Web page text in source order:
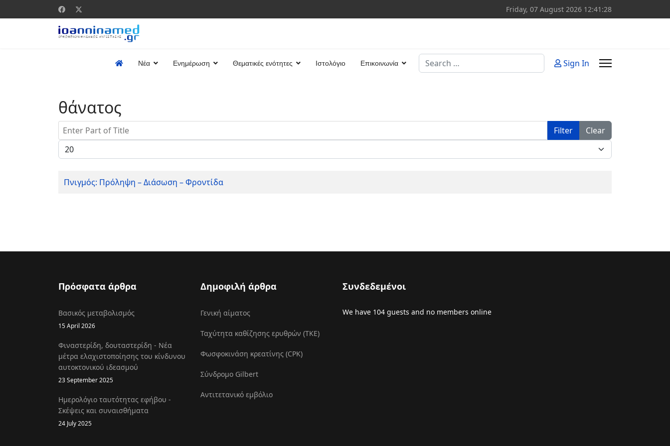
Friday, 07 August 2026 12:41:28
Νέα Ενημέρωση Θεματικές ενότητες Ιστολόγιο Επικοινωνία
Search
Sign In
θάνατος
Enter Part of Title Filter
Clear
Display #
Πνιγμός: Πρόληψη – Διάσωση – Φροντίδα
Πρόσφατα άρθρα
Βασικός μεταβολισμός
15 April 2026
Φιναστερίδη, δουταστερίδη - Νέα
μέτρα ελαχιστοποίησης του κίνδυνου
αυτοκτονικού ιδεασμού
23 September 2025
Ημερολόγιο ταυτότητας εφήβου -
Σκέψεις και συναισθήματα
24 July 2025
Δημοφιλή άρθρα
Γενική αίματος
Ταχύτητα καθίζησης ερυθρών (ΤΚΕ)
Φωσφοκινάση κρεατίνης (CPK)
Σύνδρομο Gilbert
Αντιτετανικό εμβόλιο
Συνδεδεμένοι
We have 104 guests and no members online